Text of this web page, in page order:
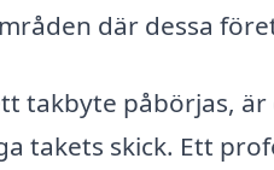
där dessa
takbyte påbörjas,
takets skick. Ett